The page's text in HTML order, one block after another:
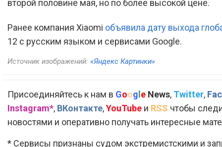
второй половине мая, но по более высокой цене.
Ранее компания Xiaomi объявила дату выхода
12 с русским языком и сервисами Google.
Источник изображений: «Яндекс Картинки»
Присоединяйтесь к нам в Goog e News, Twitter,
Instagram*, ВКонтакте,YouTube и RSS чтобы
новостями и оперативно получать интересные
* Сервисы признаны судом экстремистскими и